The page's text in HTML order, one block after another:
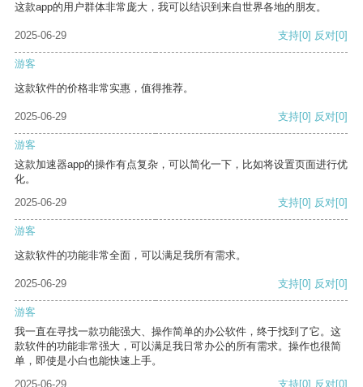
这款app的用户群体非常庞大，我可以结识到来自世界各地的朋友。
2025-06-29 支持[0] 反对[0]
游客
这款软件的价格非常实惠，值得推荐。
2025-06-29 支持[0] 反对[0]
游客
这款加速器app的操作有点复杂，可以简化一下，比如将设置页面进行优
化。
2025-06-29
支持[0] 反对[0]
游客
这款软件的功能非常全面，可以满足我所有需求。
2025-06-29 支持[0] 反对[0]
游客
我一直在寻找一款功能强大、操作简单的办公软件，终于找到了它。这
款软件的功能非常强大，可以满足我日常办公的所有需求。操作也很简
单，即使是小白也能快速上手。
2025-06-29
支持[0] 反对[0]